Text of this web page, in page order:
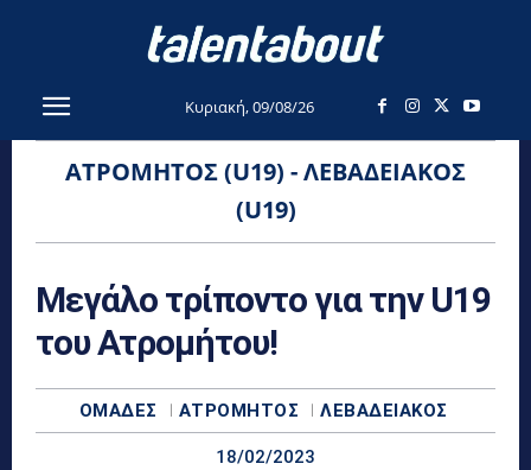
Κυριακή, 09/08/26
ΑΤΡΌΜΗΤΟΣ (U19) - ΛΕΒΑΔΕΙΑΚΌΣ
(U19)
Μεγάλο τρίποντο για την U19
του Ατρομήτου!
ΟΜΆΔΕΣ ΑΤΡΌΜΗΤΟΣ ΛΕΒΑΔΕΙΑΚΌΣ
18/02/2023